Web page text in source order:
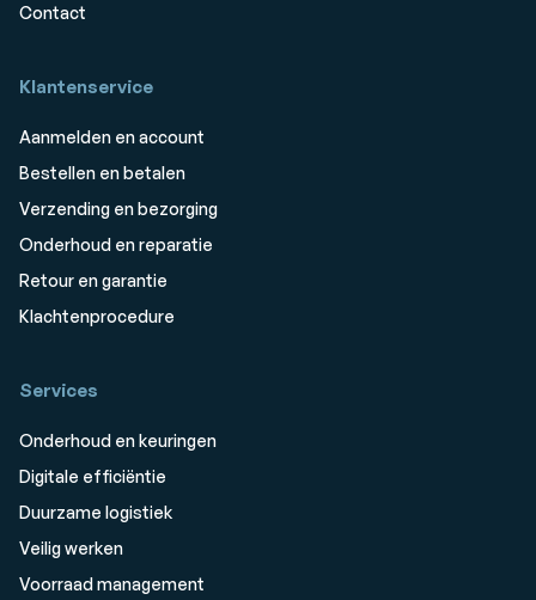
Contact
Klantenservice
Aanmelden en account
Bestellen en betalen
Verzending en bezorging
Onderhoud en reparatie
Retour en garantie
Klachtenprocedure
Services
Onderhoud en keuringen
Digitale efficiëntie
Duurzame logistiek
Veilig werken
Voorraad management